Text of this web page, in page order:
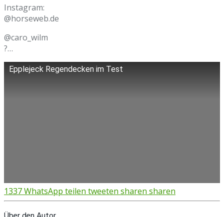
Instagram:
@horseweb.de
@caro_wilm
?…
Epplejeck Regendecken im Test
1337WhatsApp teilen tweeten sharen sharen